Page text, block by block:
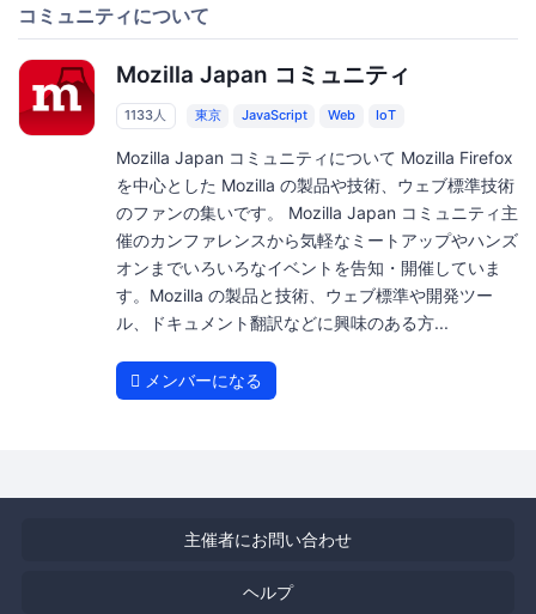
コミュニティについて
Mozilla Japan コミュニティ
1133人 東京 JavaScript Web IoT
Mozilla Japan コミュニティについて Mozilla Firefox
を中心とした Mozilla の製品や技術、ウェブ標準技術
のファンの集いです。 Mozilla Japan コミュニティ主
催のカンファレンスから気軽なミートアップやハンズ
オンまでいろいろなイベントを告知・開催していま
す。Mozilla の製品と技術、ウェブ標準や開発ツー
ル、ドキュメント翻訳などに興味のある方...
メンバーになる
主催者にお問い合わせ
ヘルプ